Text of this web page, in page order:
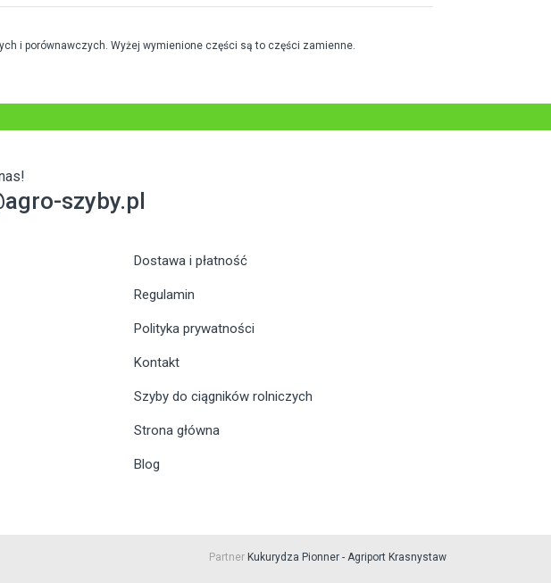
i porównawczych. Wyżej wymienione części są to części zamienne.
szyby.pl
Dostawa i płatność
Regulamin
Polityka prywatności
Kontakt
Szyby do ciągników rolniczych
Strona główna
Blog
Partner Kukurydza Pionner - Agriport Krasnystaw